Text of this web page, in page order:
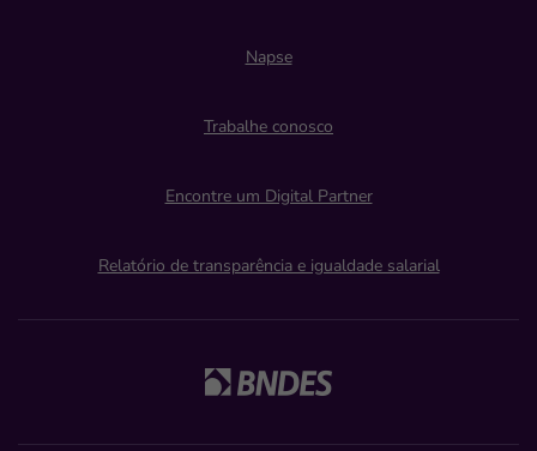
Napse
Trabalhe conosco
Encontre um Digital Partner
Relatório de transparência e igualdade salarial